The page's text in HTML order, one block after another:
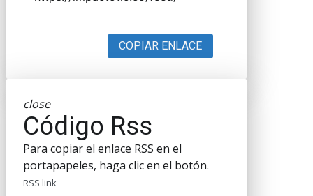
COPIAR ENLACE
close
Código Rss
Para copiar el enlace RSS en el
portapapeles, haga clic en el botón.
RSS link